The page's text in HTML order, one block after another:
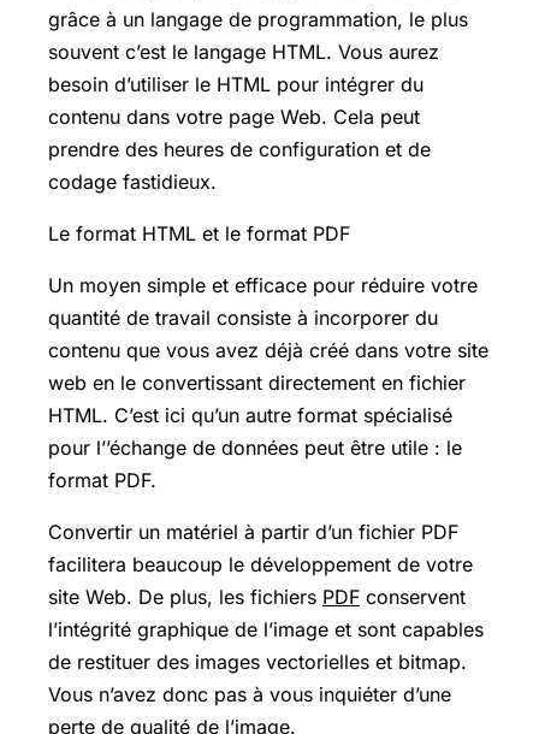
grâce à un langage de programmation, le plus
souvent c’est le langage HTML. Vous aurez
besoin d’utiliser le HTML pour intégrer du
contenu dans votre page Web. Cela peut
prendre des heures de configuration et de
codage fastidieux.
Le format HTML et le format PDF
Un moyen simple et efficace pour réduire votre
quantité de travail consiste à incorporer du
contenu que vous avez déjà créé dans votre site
web en le convertissant directement en fichier
HTML. C’est ici qu’un autre format spécialisé
pour l’’échange de données peut être utile : le
format PDF.
Convertir un matériel à partir d’un fichier PDF
facilitera beaucoup le développement de votre
site Web. De plus, les fichiers PDF conservent
l’intégrité graphique de l’image et sont capables
de restituer des images vectorielles et bitmap.
Vous n’avez donc pas à vous inquiéter d’une
perte de qualité de l’image.